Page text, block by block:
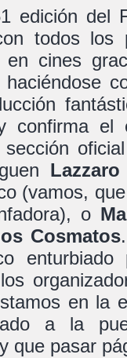
edición del
todos los
en cines
confirma
(vamos,
o
Cosmatos
enturbiado
en la
a la
que pasar